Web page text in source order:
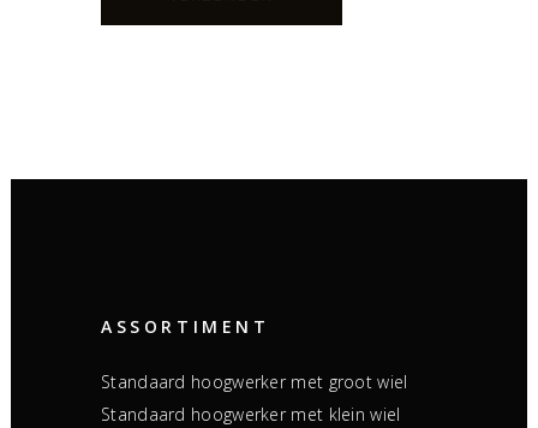
ASSORTIMENT
Standaard hoogwerker met groot wiel
Standaard hoogwerker met klein wiel